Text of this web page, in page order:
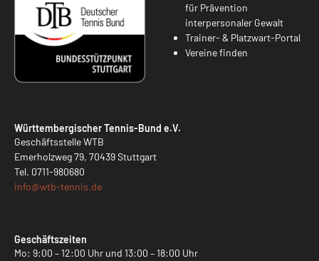
für Prävention
interpersonaler Gewalt
Trainer- & Platzwart-Portal
Vereine finden
Württembergischer Tennis-Bund e.V.
Geschäftsstelle WTB
Emerholzweg 79, 70439 Stuttgart
Tel. 0711-980680
info@wtb-tennis.de
Geschäftszeiten
Mo: 9:00 – 12:00 Uhr und 13:00 – 18:00 Uhr